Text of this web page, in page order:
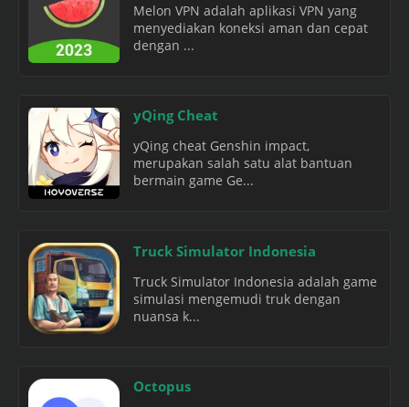
Melon VPN adalah aplikasi VPN yang
menyediakan koneksi aman dan cepat
dengan ...
yQing Cheat
yQing cheat Genshin impact,
merupakan salah satu alat bantuan
bermain game Ge...
Truck Simulator Indonesia
Truck Simulator Indonesia adalah game
simulasi mengemudi truk dengan
nuansa k...
Octopus